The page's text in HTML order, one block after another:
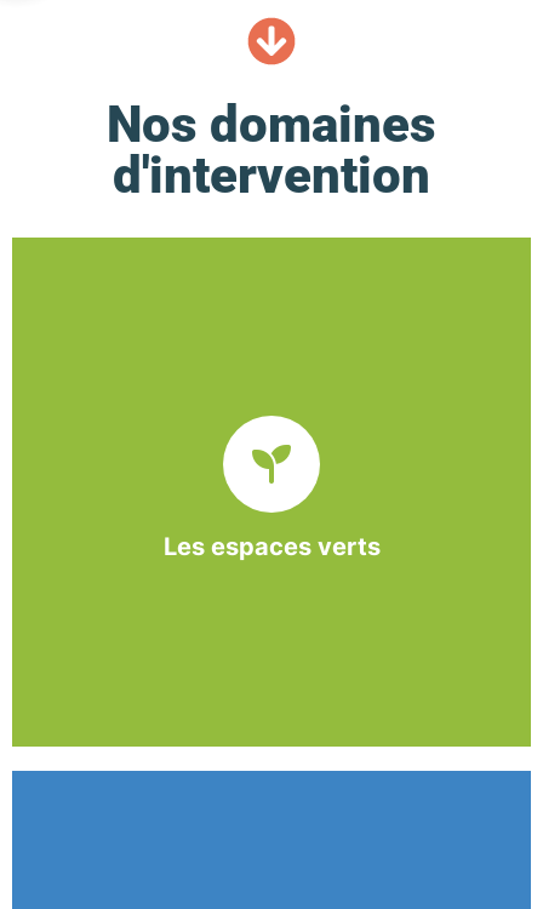
Nos domaines
d'intervention
Les espaces verts
paysager, l’association BASE propose et réalise
des interventions à la demande des entreprises et
collectivités locales.